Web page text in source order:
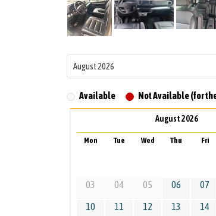
Available Not Available (for
August 2026
Mon Tue Wed Thu Fri
03 04 05 06 07
10 11 12 13 14